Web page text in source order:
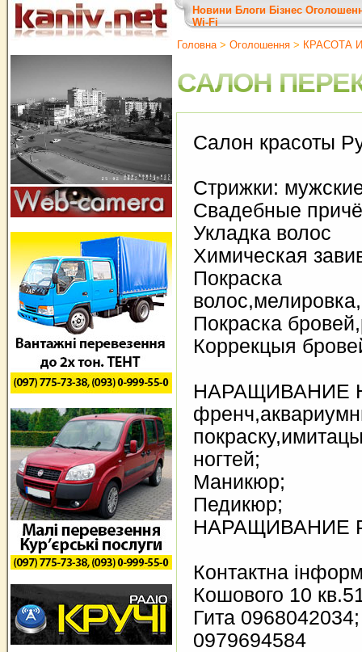
Новини Блоги Бізнес
Wi-Fi
Головна> Оголошення > КРАСОТА
САЛОН
Салон красоты
Стрижки:
Свадебные
Укладка волос
Химическая
Покраска
Покраска
Коррекцыя
НАРАЩИВАНИЕ
ногтей;
Маникюр;
Педикюр;
НАРАЩИВАНИЕ
Контактна
Кошового 10
Гита
0979694584